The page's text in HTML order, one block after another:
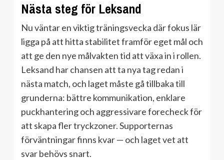
Nästa steg för Leksand
Nu väntar en viktig träningsvecka där fokus lär
ligga på att hitta stabilitet framför eget mål och
att ge den nye målvakten tid att växa in i rollen.
Leksand har chansen att ta nya tag redan i
nästa match, och laget måste gå tillbaka till
grunderna: bättre kommunikation, enklare
puckhantering och aggressivare forecheck för
att skapa fler tryckzoner. Supporternas
förväntningar finns kvar — och laget vet att
svar behövs snart.